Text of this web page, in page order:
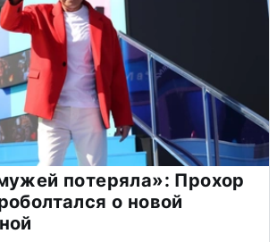
потеряла»: Прохор
о новой